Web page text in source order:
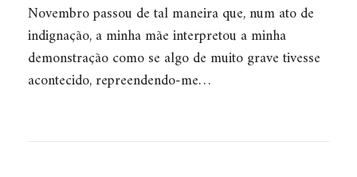
Novembro passou de tal maneira que, num ato de
indignação, a minha mãe interpretou a minha
demonstração como se algo de muito grave tivesse
acontecido, repreendendo-me…